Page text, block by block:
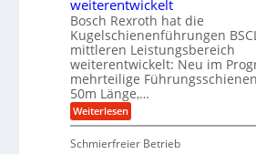
g
e
b
u
n
g
s
c
h
i
n
e
n
i
s
e
H
u
b
b
e
w
e
g
u
t
o
m
o
t
i
v
e
u
n
d
a
l
e
r
W
e
r
k
z
e
u
weiterentwickelt
Bosch Rexroth hat die
Kugelschienenführungen
mittleren Leistungsbereich
weiterentwickelt: Neu im
mehrteilige
50m Länge,…
Weiterlesen:
K
g
Schmierfreier Betrieb